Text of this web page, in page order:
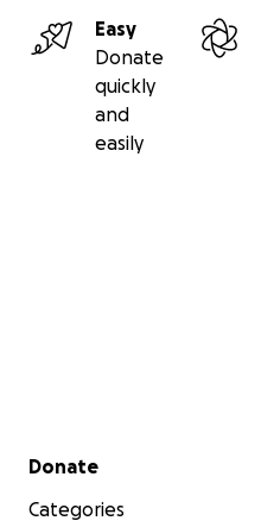
Easy
Donate
quickly
and
easily
Secondary menu
Donate
Categories